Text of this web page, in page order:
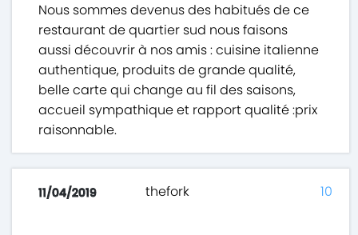
Nous sommes devenus des habitués de ce
restaurant de quartier sud nous faisons
aussi découvrir à nos amis : cuisine italienne
authentique, produits de grande qualité,
belle carte qui change au fil des saisons,
accueil sympathique et rapport qualité :prix
raisonnable.
11/04/2019 thefork 10